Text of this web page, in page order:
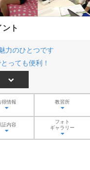
ト
力のひとつです
っても便利！
得情報 教習所
証内容
フォト
ギャラリー